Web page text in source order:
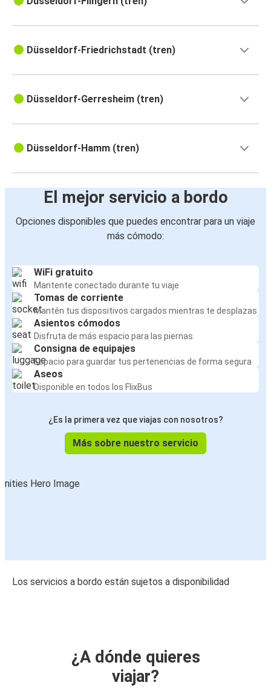
Düsseldorf-Friedrichstadt (tren)
Düsseldorf-Gerresheim (tren)
Düsseldorf-Hamm (tren)
El mejor servicio a bordo
Opciones disponibles que puedes encontrar para un viaje
más cómodo:
WiFi gratuito
Mantente conectado durante tu viaje
Tomas de corriente
Mantén tus dispositivos cargados mientras te desplazas
Asientos cómodos
Disfruta de más espacio para las piernas
Consigna de equipajes
Espacio para guardar tus pertenencias de forma segura
Aseos
Disponible en todos los FlixBus
¿Es la primera vez que viajas con nosotros?
Más sobre nuestro servicio
Los servicios a bordo están sujetos a disponibilidad
¿A dónde quieres
viajar?